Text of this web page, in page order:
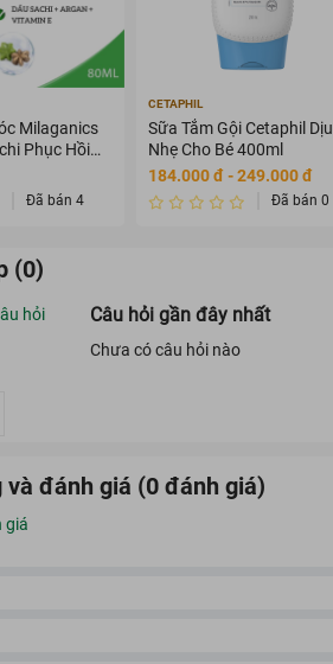
Milaganics
Phục Hồi
Đã bán 4
CETAPHIL
Sữa Tắm Gội Cetaphil Dịu
Nhẹ Cho Bé 400ml
184.000 đ - 249.000 đ
Đã bán 0
(0)
hỏi Câu hỏi gần đây nhất
Chưa có câu hỏi nào
và đánh giá (0 đánh giá)
giá